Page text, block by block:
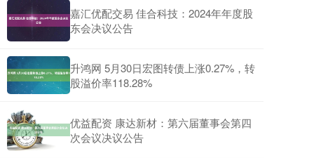
嘉汇优配交易 佳合科技：2024年年度股
东会决议公告
升鸿网 5月30日宏图转债上涨0.27%，转
股溢价率118.28%
优益配资 康达新材：第六届董事会第四
次会议决议公告